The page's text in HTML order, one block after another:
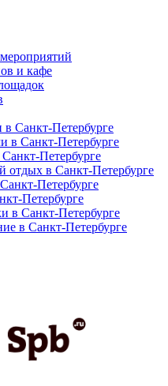
и кафе
в Санкт-Петербурге
в Санкт-Петербурге
Петербурге
отдых в Санкт-Петербурге
Петербурге
Петербурге
в Санкт-Петербурге
в Санкт-Петербурге